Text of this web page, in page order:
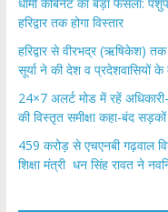
हरिद्वार तक होगा विस्तार
​हरिद्वार से वीरभद्र (ऋषिकेश)
सूर्या ने की देश व प्रदेशवासियों
24×7 अलर्ट मोड में रहें
की विस्तृत समीक्षा कहा-बंद
459 करोड़ से एचएनबी गढ़वाल
शिक्षा मंत्री धन सिंह रावत ने